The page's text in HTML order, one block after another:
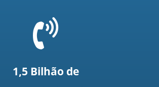
t('common.phone_icon')
1,5 Bilhão de